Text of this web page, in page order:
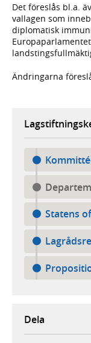
Det föreslås bl.a.
vallagen som
diplomatisk
Ändringarna
Statens
Dela